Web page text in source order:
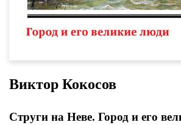
Виктор Кокосов
Струги на Неве. Город и его